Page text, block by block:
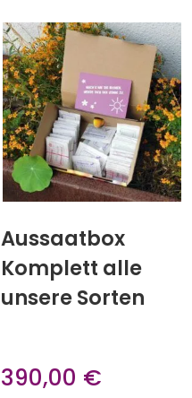
Aussaatbox
Komplett alle
unsere Sorten
390,00 €